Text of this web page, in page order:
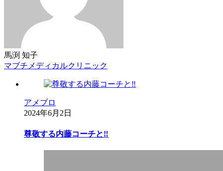
馬渕 知子
マブチメディカルクリニック
アメブロ
2024年6月2日
尊敬する内藤コーチと‼︎